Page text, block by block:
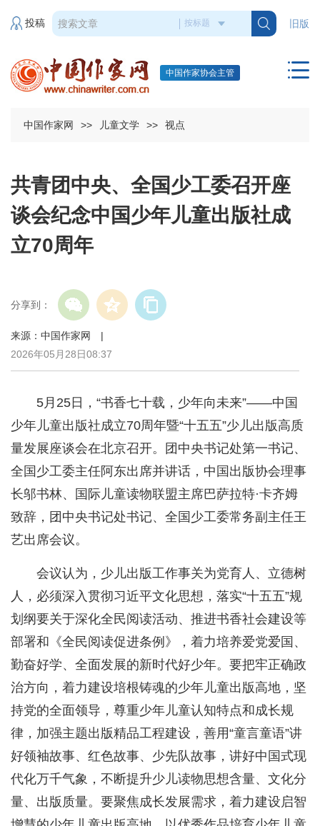
旧版
投稿
中国作家协会主管
中国作家网 >> 儿童文学 >> 视点
共青团中央、全国少工委召开座
谈会纪念中国少年儿童出版社成
立70周年
分享到：
来源：中国作家网 |
2026年05月28日08:37
5月25日，“书香七十载，少年向未来”——中国
少年儿童出版社成立70周年暨“十五五”少儿出版高质
量发展座谈会在北京召开。团中央书记处第一书记、
全国少工委主任阿东出席并讲话，中国出版协会理事
长邬书林、国际儿童读物联盟主席巴萨拉特·卡齐姆
致辞，团中央书记处书记、全国少工委常务副主任王
艺出席会议。
会议认为，少儿出版工作事关为党育人、立德树
人，必须深入贯彻习近平文化思想，落实“十五五”规
划纲要关于深化全民阅读活动、推进书香社会建设等
部署和《全民阅读促进条例》，着力培养爱党爱国、
勤奋好学、全面发展的新时代好少年。要把牢正确政
治方向，着力建设培根铸魂的少年儿童出版高地，坚
持党的全面领导，尊重少年儿童认知特点和成长规
律，加强主题出版精品工程建设，善用“童言童语”讲
好领袖故事、红色故事、少先队故事，讲好中国式现
代化万千气象，不断提升少儿读物思想含量、文化分
量、出版质量。要聚焦成长发展需求，着力建设启智